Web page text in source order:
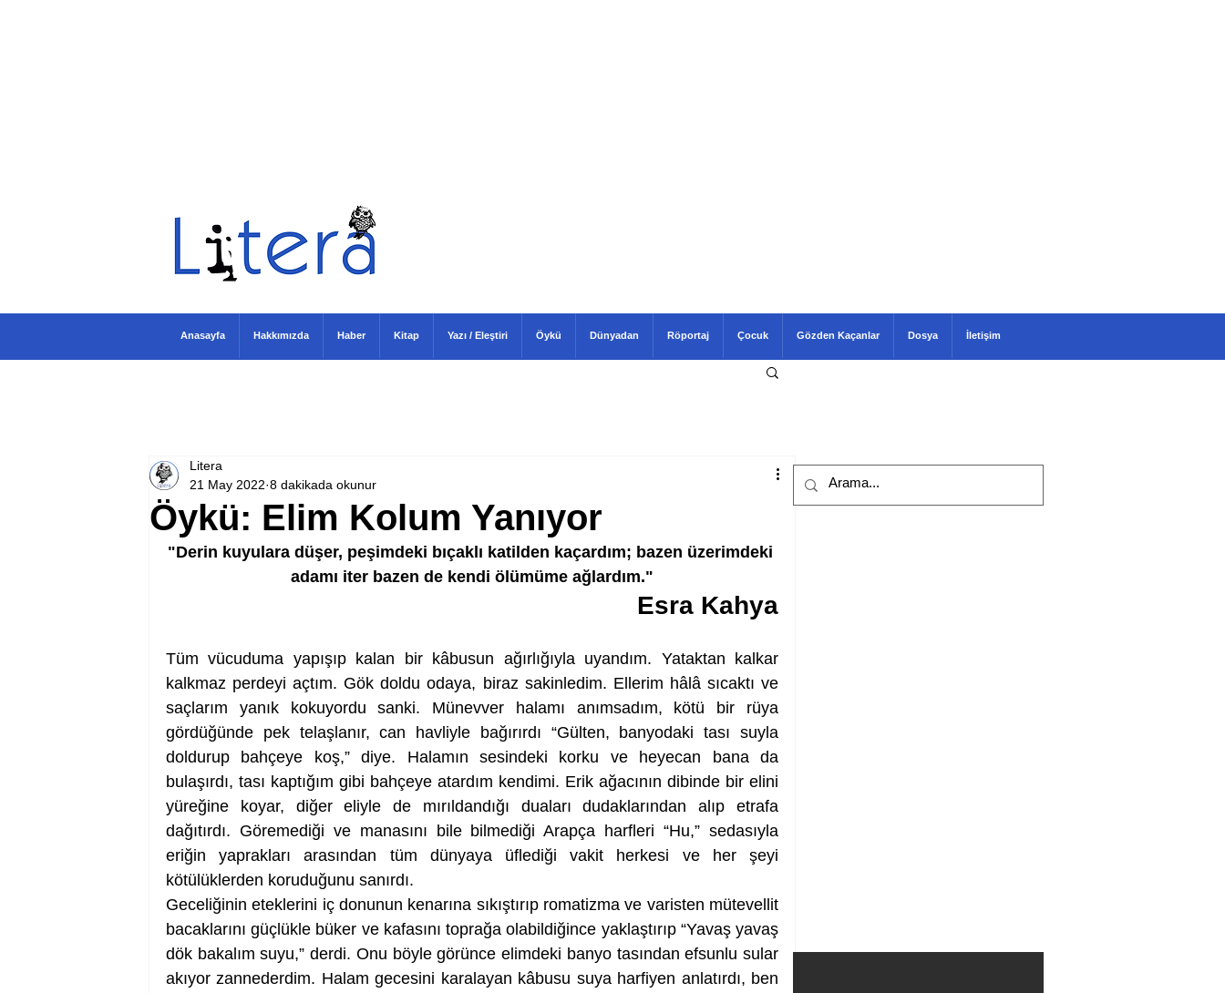
Öykü: Elim Kolum Yanıyor
Litera
21 May 2022 8 dakikada okunur
"Derin kuyulara düşer, peşimdeki bıçaklı katilden kaçardım; bazen üzerimdeki
adamı iter bazen de kendi ölümüme ağlardım."
Esra Kahya
Tüm vücuduma yapışıp kalan bir kâbusun ağırlığıyla uyandım. Yataktan kalkar
kalkmaz perdeyi açtım. Gök doldu odaya, biraz sakinledim. Ellerim hâlâ sıcaktı ve
saçlarım yanık kokuyordu sanki. Münevver halamı anımsadım, kötü bir rüya
gördüğünde pek telaşlanır, can havliyle bağırırdı “Gülten, banyodaki tası suyla
doldurup bahçeye koş,” diye. Halamın sesindeki korku ve heyecan bana da
bulaşırdı, tası kaptığım gibi bahçeye atardım kendimi. Erik ağacının dibinde bir elini
yüreğine koyar, diğer eliyle de mırıldandığı duaları dudaklarından alıp etrafa
dağıtırdı. Göremediği ve manasını bile bilmediği Arapça harfleri “Hu,” sedasıyla
eriğin yaprakları arasından tüm dünyaya üflediği vakit herkesi ve her şeyi
kötülüklerden koruduğunu sanırdı.
Geceliğinin eteklerini iç donunun kenarına sıkıştırıp romatizma ve varisten mütevellit
bacaklarını güçlükle büker ve kafasını toprağa olabildiğince yaklaştırıp “Yavaş yavaş
dök bakalım suyu,” derdi. Onu böyle görünce elimdeki banyo tasından efsunlu sular
akıyor zannederdim. Halam gecesini karalayan kâbusu suya harfiyen anlatırdı, ben
Anasayfa Hakkımızda Haber Kitap Yazı / Eleştiri Öykü Dünyadan Röportaj Çocuk Gözden Kaçanlar Dosya İletişim